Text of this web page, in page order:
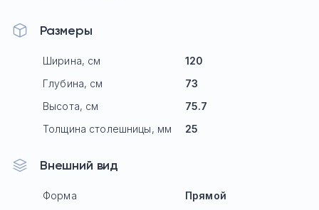
Размеры
Ширина, см
120
Глубина, см
73
Высота, см
75.7
Толщина столешницы, мм
25
Внешний вид
Форма Прямой